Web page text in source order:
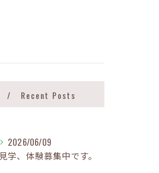
Recent Posts
2026/06/09
見学、体験募集中です。